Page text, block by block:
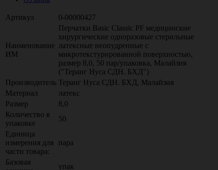
Артикул 0-00000427
Наименование
ИМ
Перчатки Basic Classic PF медицинские
хирургические одноразовые стерильные
латексные неопудренные с
микротекстурированной поверхностью,
размер 8,0, 50 пар/упаковка, Малайзия
("Теранг Нуса СДН. БХД")
Производитель Теранг Нуса СДН. БХД, Малайзия
Материал
латекс
Размер
8,0
Количество в
упаковке
50
Единица
измерения для
части товара:
пара
Базовая
упак